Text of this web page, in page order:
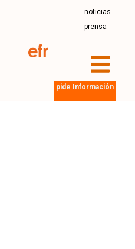
noticias
prensa
pide Información